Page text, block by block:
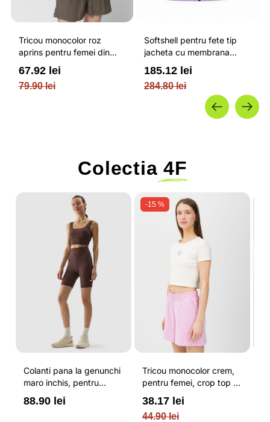
Tricou monocolor roz
aprins pentru femei din
bumbac si cu croiala boxy
OUTHORN
79.90 lei
67.92 lei
Softshell pentru fete tip
jacheta cu membrana
impermeabila NEODRY 5
000 si permis de schi roz /
4F JUNIOR
284.80 lei
185.12 lei
Colectia 4F
Colanti pana la genunchi
maro inchis, pentru
femei, cu striatii si
cusaturi plate 4F
88.90 lei
-15 %
Tricou monocolor crem,
pentru femei, crop top si
croiala slim 4F
44.90 lei
38.17 lei